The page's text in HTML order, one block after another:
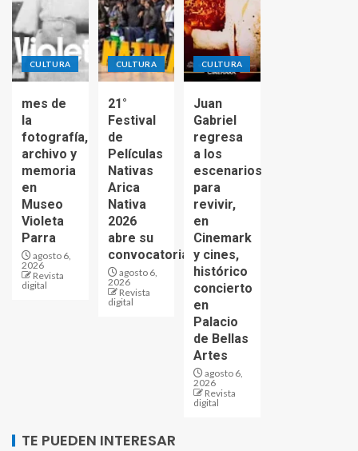
CULTURA
mes de
la
fotografía,
archivo y
memoria
en
Museo
Violeta
Parra
agosto 6,
2026
Revista
digital
CULTURA
21°
Festival
de
Películas
Nativas
Arica
Nativa
2026
abre su
convocatoria
agosto 6,
2026
Revista
digital
CULTURA
Juan
Gabriel
regresa
a los
escenarios
para
revivir,
en
Cinemark
y cines,
histórico
concierto
en
Palacio
de Bellas
Artes
agosto 6,
2026
Revista
digital
TE PUEDEN INTERESAR